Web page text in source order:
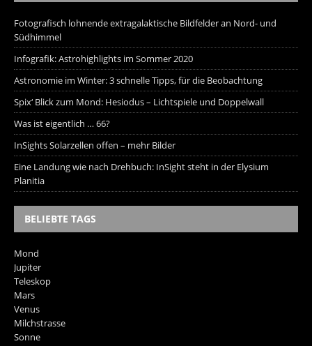
Fotografisch lohnende extragalaktische Bildfelder an Nord- und
Südhimmel
Infografik: Astrohighlights im Sommer 2020
Astronomie im Winter: 3 schnelle Tipps, für die Beobachtung
Spix‘ Blick zum Mond: Hesiodus – Lichtspiele und Doppelwall
Was ist eigentlich … 66?
InSights Solarzellen offen – mehr Bilder
Eine Landung wie nach Drehbuch: InSight steht in der Elysium
Planitia
BELIEBTE TAGS
Mond
Jupiter
Teleskop
Mars
Venus
Milchstrasse
Sonne